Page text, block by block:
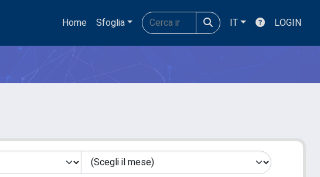
Home Sfoglia IT LOGIN